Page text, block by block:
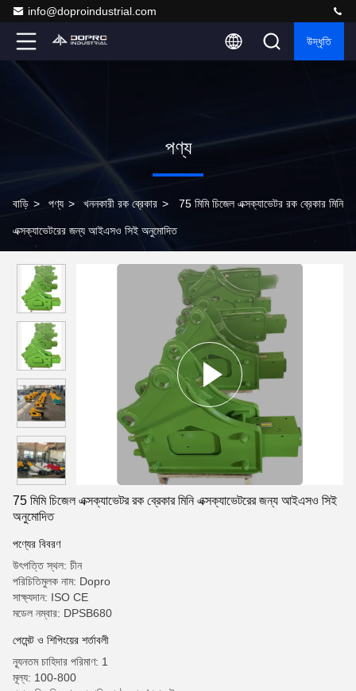
info@doproindustrial.com
উদ্ধৃতি
পণ্য
বাড়ি > পণ্য > খননকারী রক ব্রেকার > 75 মিমি চিজেল এক্সক্যাভেটর রক ব্রেকার মিনি
এক্সক্যাভেটরের জন্য আইএসও সিই অনুমোদিত
75 মিমি চিজেল এক্সক্যাভেটর রক ব্রেকার মিনি এক্সক্যাভেটরের জন্য আইএসও সিই
অনুমোদিত
পণ্যের বিবরণ
উৎপত্তি স্থল: চীন
পরিচিতিমুলক নাম: Dopro
সাক্ষ্যদান: ISO CE
মডেল নম্বার: DPSB680
পেমেন্ট ও শিপিংয়ের শর্তাবলী
ন্যূনতম চাহিদার পরিমাণ: 1
মূল্য: 100-800